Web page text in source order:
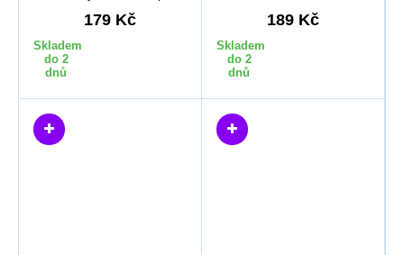
179 Kč
Skladem
do 2
dnů
189 Kč
Skladem
do 2
dnů